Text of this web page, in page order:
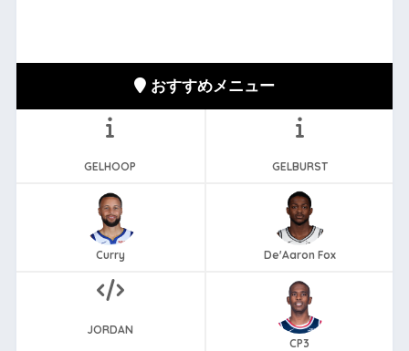
おすすめメニュー
GELHOOP GELBURST
Curry De'Aaron Fox
JORDAN
CP3